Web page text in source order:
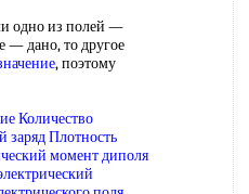
одно из полей —
— дано, то другое
, поэтому
Количество
заряд Плотность
момент диполя